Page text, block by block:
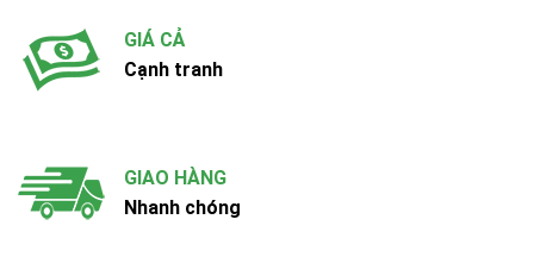
GIÁ CẢ
Cạnh tranh
GIAO HÀNG
Nhanh chóng